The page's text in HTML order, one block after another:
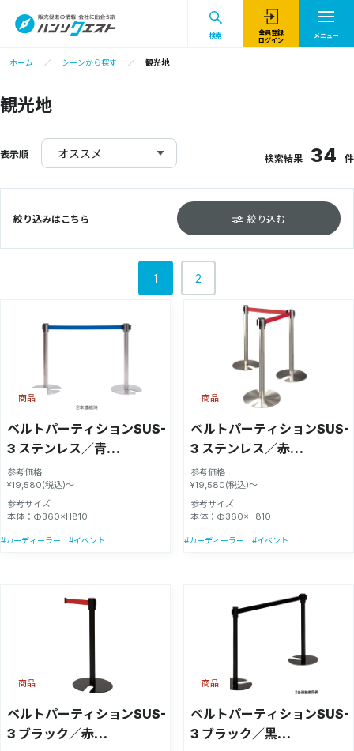
検索
会員登録
ログイン
メニュー
ホーム シーンから探す 観光地
観光地
表示順 オススメ 検索結果 34 件
絞り込みはこちら 絞り込む
1 2
ベルトパーティションSUS-
3 ステンレス／青
H80cm【51354BLU】
参考価格
¥19,580(税込)～
参考サイズ
本体：Φ360×H810
商品
#カーディーラー #イベント
ベルトパーティションSUS-
3 ステンレス／赤
H80cm【51354RED】
参考価格
¥19,580(税込)～
参考サイズ
本体：Φ360×H810
商品
#カーディーラー #イベント
ベルトパーティションSUS-
3 ブラック／赤
商品
ベルトパーティションSUS-
3 ブラック／黒
商品